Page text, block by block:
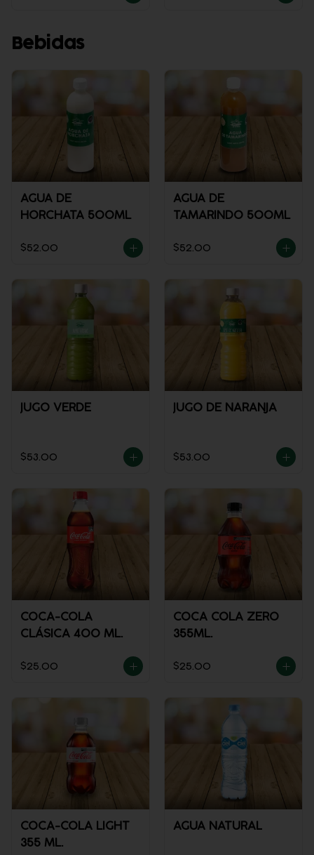
Bebidas
AGUA DE
HORCHATA 500ML
$52.00
AGUA DE
TAMARINDO 500ML
$52.00
JUGO VERDE
$53.00
JUGO DE NARANJA
$53.00
COCA-COLA
CLÁSICA 400 ML.
$25.00
COCA COLA ZERO
355ML.
$25.00
COCA-COLA LIGHT
355 ML.
AGUA NATURAL